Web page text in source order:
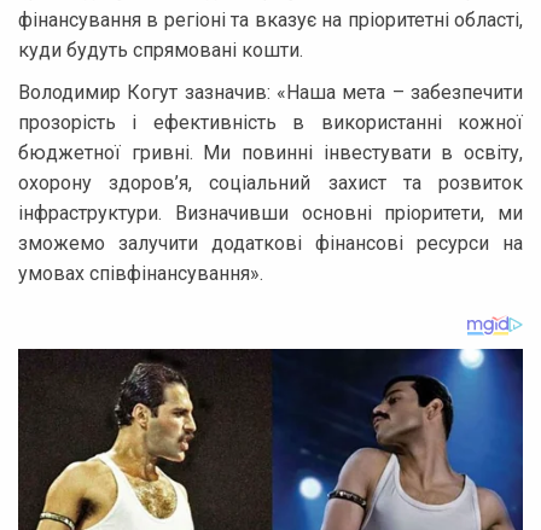
фінансування в регіоні та вказує на пріоритетні області,
куди будуть спрямовані кошти.
Володимир Когут зазначив: «Наша мета – забезпечити
прозорість і ефективність в використанні кожної
бюджетної гривні. Ми повинні інвестувати в освіту,
охорону здоров’я, соціальний захист та розвиток
інфраструктури. Визначивши основні пріоритети, ми
зможемо залучити додаткові фінансові ресурси на
умовах співфінансування».